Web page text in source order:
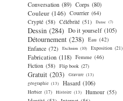
Conversation (89) Corps (80)
Couleur (146) Courrier (64)
Crypté (58) Célébrité (51) Danse (7)
Dessin (284) Do it yourself (105)
Détournement (238) Eau (42)
Enfance (72) Exclusion (10) Exposition (21)
Fabrication (118) Femme (46)
Fiction (58) Flip book (27)
Gratuit (203) Gravure (13)
géographie (13) Hasard (106)
Herbier (17) Histoire (13) Humour (55)